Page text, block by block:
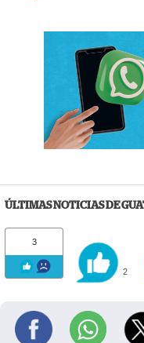
ÚLTIMAS NOTICIAS DE
3
2